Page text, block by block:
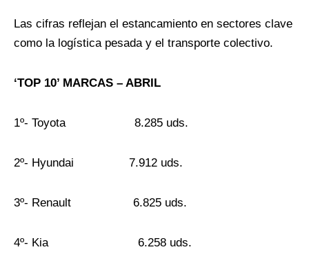
Las cifras reflejan el estancamiento en sectores clave
como la logística pesada y el transporte colectivo.
‘TOP 10’ MARCAS – ABRIL
1º- Toyota 8.285 uds.
2º- Hyundai 7.912 uds.
3º- Renault 6.825 uds.
4º- Kia 6.258 uds.